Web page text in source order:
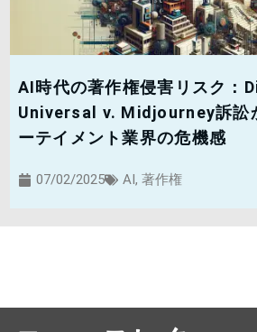
AI時代の著作権侵害リスク：
Universal v. Midjourney訴訟
ーテイメント業界の危機感
07/02/2025 AI, 著作権